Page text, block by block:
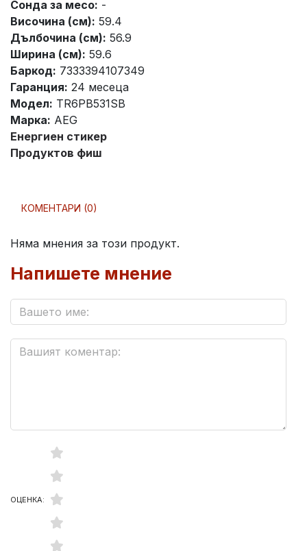
Сонда за месо: -
Височина (см): 59.4
Дълбочина (см): 56.9
Ширина (см): 59.6
Баркод: 7333394107349
Гаранция: 24 месеца
Модел: TR6PB531SB
Марка: AEG
Енергиен стикер
Продуктов фиш
КОМЕНТАРИ (0)
Няма мнения за този продукт.
Напишете мнение
ОЦЕНКА: